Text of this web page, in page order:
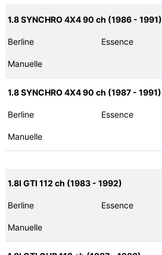
1.8 SYNCHRO 4X4 90 ch (1986 - 1991)
Berline Essence
Manuelle
1.8 SYNCHRO 4X4 90 ch (1987 - 1991)
Berline Essence
Manuelle
1.8I GTI 112 ch (1983 - 1992)
Berline Essence
Manuelle